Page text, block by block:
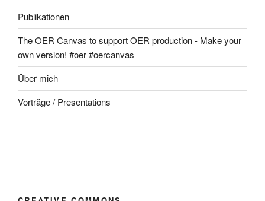
Publikationen
The OER Canvas to support OER production - Make your
own version! #oer #oercanvas
Über mich
Vorträge / Presentations